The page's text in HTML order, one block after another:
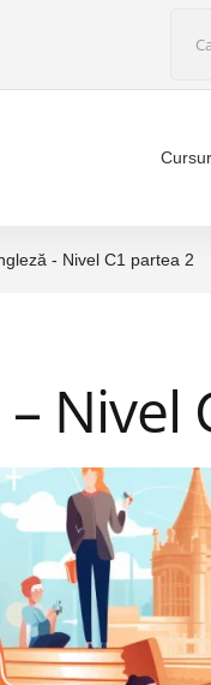
- Nivel C1 partea 2
Nivel